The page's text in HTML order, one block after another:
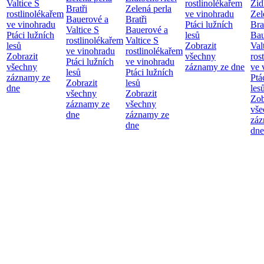
Valtice S
rostlinolékařem
ve vinohradu
Ptáci lužních
lesů
Zobrazit
všechny
záznamy ze
dne
Bratři
Bauerové a
Valtice S
rostlinolékařem
ve vinohradu
Ptáci lužních
lesů
Zobrazit
všechny
záznamy ze
dne
Zelená perla
Bratři
Bauerové a
Valtice S
rostlinolékařem
ve vinohradu
Ptáci lužních
lesů
Zobrazit
všechny
záznamy ze
dne
rostlinolékařem
ve vinohradu
Ptáci lužních
lesů
Zobrazit
všechny
záznamy ze dne ve
dne